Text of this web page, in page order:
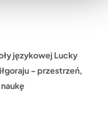
językowej Lucky
– przestrzeń,